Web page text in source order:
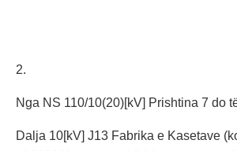
2.
Nga NS 110/10(20)[kV] Prishtina 7 do
Dalja 10[kV] J13 Fabrika e Kasetave